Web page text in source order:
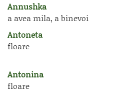
Annushka
a avea mila, a binevoi
Antoneta
floare
Antonina
floare